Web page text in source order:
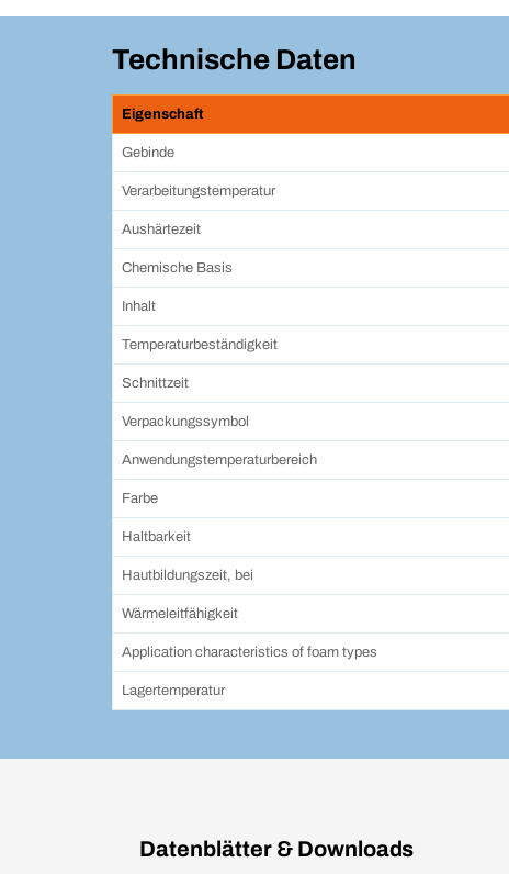
Technische Daten
Eigenschaft
Gebinde
Verarbeitungstemperatur
Aushärtezeit
Chemische Basis
Inhalt
Temperaturbeständigkeit
Schnittzeit
Verpackungssymbol
Anwendungstemperaturbereich
Farbe
Haltbarkeit
Hautbildungszeit, bei
Wärmeleitfähigkeit
Application characteristics of foam types
Lagertemperatur
Datenblätter & Downloads